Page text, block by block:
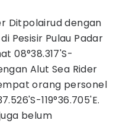
Ditpolairud dengan
Pesisir Pulau Padar
08°38.317'S-
Alut Sea Rider
orang personel
119°36.705'E.
belum